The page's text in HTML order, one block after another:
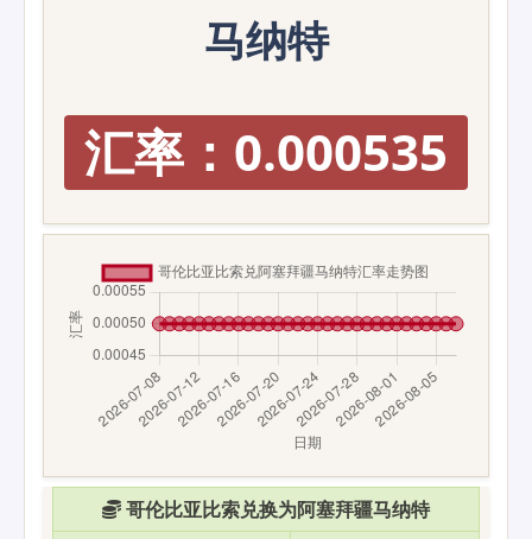
马纳特
汇率：0.000535
哥伦比亚比索兑换为阿塞拜疆马纳特